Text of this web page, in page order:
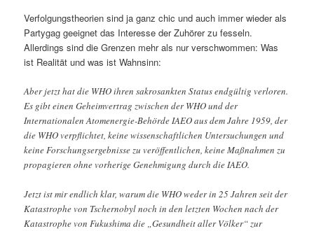
Verfolgungstheorien sind ja ganz chic und auch immer wieder als
Partygag geeignet das Interesse der Zuhörer zu fesseln.
Allerdings sind die Grenzen mehr als nur verschwommen: Was
ist Realität und was ist Wahnsinn:
Aber jetzt hat die WHO ihren sakrosankten Status endgültig verloren.
Es gibt einen Geheimvertrag zwischen der WHO und der
Internationalen Atomenergie-Behörde IAEO aus dem Jahre 1959, der
die WHO verpflichtet, keine wissenschaftlichen Untersuchungen und
keine Forschungsergebnisse zu veröffentlichen, keine Maßnahmen zu
propagieren ohne vorherige Genehmigung durch die IAEO.
Jetzt ist mir endlich klar, warum die WHO weder in 25 Jahren seit der
Katastrophe von Tschernobyl noch in den letzten Wochen nach der
Katastrophe von Fukushima die „Gesundheit aller Völker“ zur